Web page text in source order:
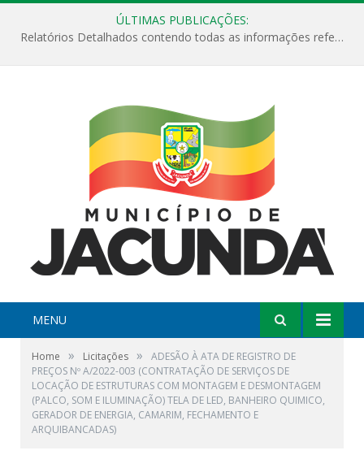
ÚLTIMAS PUBLICAÇÕES:
Relatórios Detalhados contendo todas as informações referentes a execução de recursos destinados ao fomento de projetos culturais no Município de Jacundá entre os anos de 2022 ao presente ano de 2026.
MENU
Home » Licitações »
ADESÃO À ATA DE REGISTRO DE
PREÇOS Nº A/2022-003 (CONTRATAÇÃO DE SERVIÇOS DE
LOCAÇÃO DE ESTRUTURAS COM MONTAGEM E DESMONTAGEM
(PALCO, SOM E ILUMINAÇÃO) TELA DE LED, BANHEIRO QUIMICO,
GERADOR DE ENERGIA, CAMARIM, FECHAMENTO E
ARQUIBANCADAS)